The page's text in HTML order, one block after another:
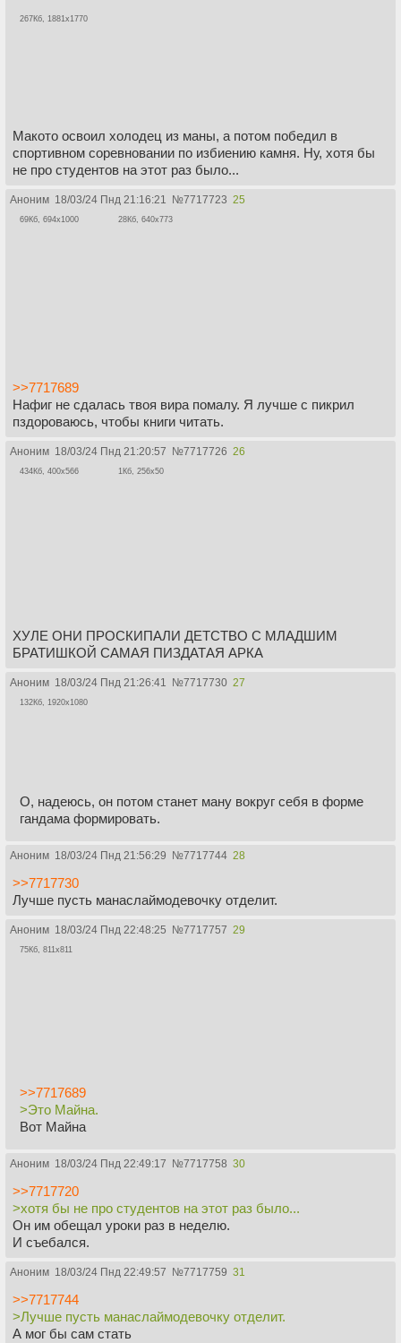
267Кб, 1881x1770
Макото освоил холодец из маны, а потом победил в
спортивном соревновании по избиению камня. Ну, хотя бы
не про студентов на этот раз было...
Аноним 18/03/24 Пнд 21:16:21 №7717723 25
69Кб, 694x1000 28Кб, 640x773
>>7717689
Нафиг не сдалась твоя вира помалу. Я лучше с пикрил
пздороваюсь, чтобы книги читать.
Аноним 18/03/24 Пнд 21:20:57 №7717726 26
434Кб, 400x566 1Кб, 256x50
ХУЛЕ ОНИ ПРОСКИПАЛИ ДЕТСТВО С МЛАДШИМ
БРАТИШКОЙ САМАЯ ПИЗДАТАЯ АРКА
Аноним 18/03/24 Пнд 21:26:41 №7717730 27
132Кб, 1920x1080
О, надеюсь, он потом станет ману вокруг себя в форме
гандама формировать.
Аноним 18/03/24 Пнд 21:56:29 №7717744 28
>>7717730
Лучше пусть манаслаймодевочку отделит.
Аноним 18/03/24 Пнд 22:48:25 №7717757 29
75Кб, 811x811
>>7717689
>Это Майна.
Вот Майна
Аноним 18/03/24 Пнд 22:49:17 №7717758 30
>>7717720
>хотя бы не про студентов на этот раз было...
Он им обещал уроки раз в неделю.
И съебался.
Аноним 18/03/24 Пнд 22:49:57 №7717759 31
>>7717744
>Лучше пусть манаслаймодевочку отделит.
А мог бы сам стать